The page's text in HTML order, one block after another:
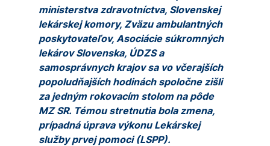
ministerstva zdravotníctva, Slovenskej
lekárskej komory, Zväzu ambulantných
poskytovateľov, Asociácie súkromných
lekárov Slovenska, ÚDZS a
samosprávnych krajov sa vo včerajších
popoludňajších hodinách spoločne zišli
za jedným rokovacím stolom na pôde
MZ SR. Témou stretnutia bola zmena,
prípadná úprava výkonu Lekárskej
služby prvej pomoci (LSPP).